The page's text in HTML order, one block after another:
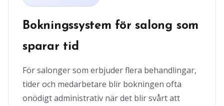
Bokningssystem för salong som
sparar tid
För salonger som erbjuder flera behandlingar,
tider och medarbetare blir bokningen ofta
onödigt administrativ när det blir svårt att